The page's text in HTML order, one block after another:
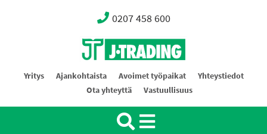
0207 458 600
Oy J-Trading Ab
Yritys Ajankohtaista Avoimet työpaikat
Yhteystiedot
Ota yhteyttä
Vastuullisuus